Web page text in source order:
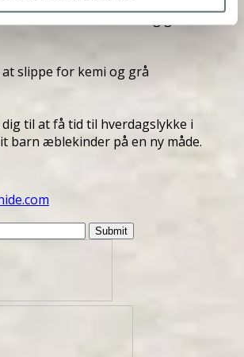
til at skabe en sund og glad
slippe for kemi og grå
til at få tid til hverdagslykke i
barn æblekinder på en ny måde.
Submit